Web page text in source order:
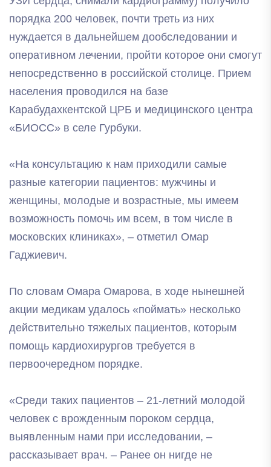
порядка 200 человек, почти треть из них
нуждается в дальнейшем дообследовании и
оперативном лечении, пройти которое они смогут
непосредственно в российской столице. Прием
населения проводился на базе
Карабудахкентской ЦРБ и медицинского центра
«БИОСС» в селе Гурбуки.
«На консультацию к нам приходили самые
разные категории пациентов: мужчины и
женщины, молодые и возрастные, мы имеем
возможность помочь им всем, в том числе в
московских клиниках», – отметил Омар
Гаджиевич.
По словам Омара Омарова, в ходе нынешней
акции медикам удалось «поймать» несколько
действительно тяжелых пациентов, которым
помощь кардиохирургов требуется в
первоочередном порядке.
«Среди таких пациентов – 21-летний молодой
человек с врожденным пороком сердца,
выявленным нами при исследовании, –
рассказывает врач. – Ранее он нигде не